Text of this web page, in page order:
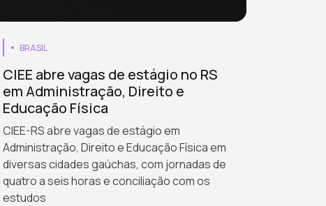
BRASIL
CIEE abre vagas de estágio no RS
em Administração, Direito e
Educação Física
CIEE-RS abre vagas de estágio em
Administração, Direito e Educação Física em
diversas cidades gaúchas, com jornadas de
quatro a seis horas e conciliação com os
estudos